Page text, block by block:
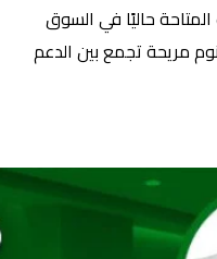
حاليًا في السوق
مريحة تجمع بين الدعم